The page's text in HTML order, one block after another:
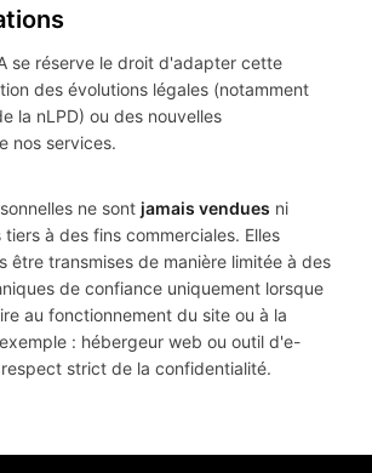
se réserve le droit d'adapter cette
des évolutions légales (notamment
la nLPD) ou des nouvelles
nos services.
ne sont jamais vendues ni
à des fins commerciales. Elles
être transmises de manière limitée à des
de confiance uniquement lorsque
au fonctionnement du site ou à la
: hébergeur web ou outil d'e-
strict de la confidentialité.